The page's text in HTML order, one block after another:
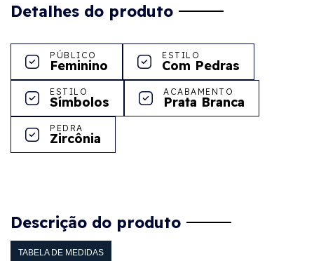
Detalhes do produto
PÚBLICO
Feminino
ESTILO
Com Pedras
ESTILO
Símbolos
ACABAMENTO
Prata Branca
PEDRA
Zircônia
Descrição do produto
TABELA DE MEDIDAS